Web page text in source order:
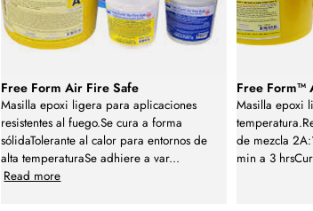
Free Form Air Fire Safe
Masilla epoxi ligera para aplicaciones
resistentes al fuego.Se cura a forma
sólidaTolerante al calor para entornos de
alta temperaturaSe adhiere a var...
Read more
Free Form™
Masilla epoxi
de mezcla
min a 3